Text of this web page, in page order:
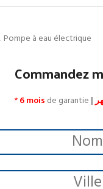
Pompe à eau électrique
Commandez
*6 mois de garantie |